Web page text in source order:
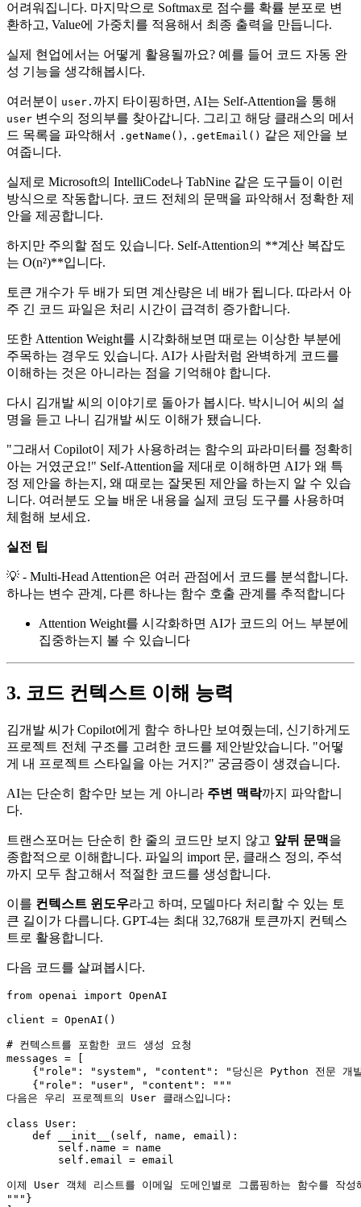
어려워집니다. 마지막으로 Softmax로 점수를 확률 분포로 변
환하고, Value에 가중치를 적용해서 최종 출력을 만듭니다.
실제 현업에서는 어떻게 활용될까요? 예를 들어 코드 자동 완
성 기능을 생각해봅시다.
여러분이 user. 까지 타이핑하면, AI는 Self-Attention을 통해
user 변수의 정의부를 찾아갑니다. 그리고 해당 클래스의 메서
드 목록을 파악해서
.getName() , .getEmail() 같은 제안을 보
여줍니다.
실제로 Microsoft의 IntelliCode나 TabNine 같은 도구들이 이런
방식으로 작동합니다. 코드 전체의 문맥을 파악해서 정확한 제
안을 제공합니다.
하지만 주의할 점도 있습니다. Self-Attention의 **계산 복잡도
는 O(n²)**입니다.
토큰 개수가 두 배가 되면 계산량은 네 배가 됩니다. 따라서 아
주 긴 코드 파일은 처리 시간이 급격히 증가합니다.
또한 Attention Weight를 시각화해보면 때로는 이상한 부분에
주목하는 경우도 있습니다. AI가 사람처럼 완벽하게 코드를
이해하는 것은 아니라는 점을 기억해야 합니다.
다시 김개발 씨의 이야기로 돌아가 봅시다. 박시니어 씨의 설
명을 듣고 나니 김개발 씨도 이해가 됐습니다.
"그래서 Copilot이 제가 사용하려는 함수의 파라미터를 정확히
아는 거였군요!" Self-Attention을 제대로 이해하면 AI가 왜 특
정 제안을 하는지, 왜 때로는 잘못된 제안을 하는지 알 수 있습
니다. 여러분도 오늘 배운 내용을 실제 코딩 도구를 사용하며
체험해 보세요.
실전 팁
💡 - Multi-Head Attention은 여러 관점에서 코드를 분석합니다.
하나는 변수 관계, 다른 하나는 함수 호출 관계를 추적합니다
Attention Weight를 시각화하면 AI가 코드의 어느 부분에
집중하는지 볼 수 있습니다
3. 코드 컨텍스트 이해 능력
김개발 씨가 Copilot에게 함수 하나만 보여줬는데, 신기하게도
프로젝트 전체 구조를 고려한 코드를 제안받았습니다. "어떻
게 내 프로젝트 스타일을 아는 거지?" 궁금증이 생겼습니다.
AI는 단순히 함수만 보는 게 아니라 주변 맥락까지 파악합니
다.
트랜스포머는 단순히 한 줄의 코드만 보지 않고 앞뒤 문맥을
종합적으로 이해합니다. 파일의 import 문, 클래스 정의, 주석
까지 모두 참고해서 적절한 코드를 생성합니다.
이를 컨텍스트 윈도우라고 하며, 모델마다 처리할 수 있는 토
큰 길이가 다릅니다. GPT-4는 최대 32,768개 토큰까지 컨텍스
트로 활용합니다.
다음 코드를 살펴봅시다.
from openai import OpenAI
client = OpenAI()
# 컨텍스트를 포함한 코드 생성 요청
messages = [
    {
"role" : "system" , "content" :
"당신은 Python 전문 개
    {
"role" : "user" , "content" :
"""
다음은 우리 프로젝트의 User 클래스입니다:
class User:
    def __init__(self, name, email):
        self.name = name
        self.email = email
이제 User 객체 리스트를 이메일 도메인별로 그룹핑하는 함수를 작성
""" }